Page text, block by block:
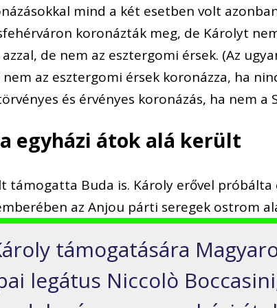
mind a két esetben volt
koronázták meg, de Károlyt
de nem az esztergomi érsek. (Az
az esztergomi érsek koronázza, ha
és érvényes koronázás, ha nem a
egyházi átok alá került
támogatta Buda is. Károly erővel
az Anjou párti seregek ostrom
támogatására
legátus Niccolò